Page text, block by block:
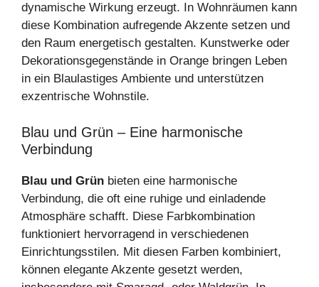
dynamische Wirkung erzeugt. In Wohnräumen kann
diese Kombination aufregende Akzente setzen und
den Raum energetisch gestalten. Kunstwerke oder
Dekorationsgegenstände in Orange bringen Leben
in ein Blaulastiges Ambiente und unterstützen
exzentrische Wohnstile.
Blau und Grün – Eine harmonische
Verbindung
Blau und Grün bieten eine harmonische
Verbindung, die oft eine ruhige und einladende
Atmosphäre schafft. Diese Farbkombination
funktioniert hervorragend in verschiedenen
Einrichtungsstilen. Mit diesen Farben kombiniert,
können elegante Akzente gesetzt werden,